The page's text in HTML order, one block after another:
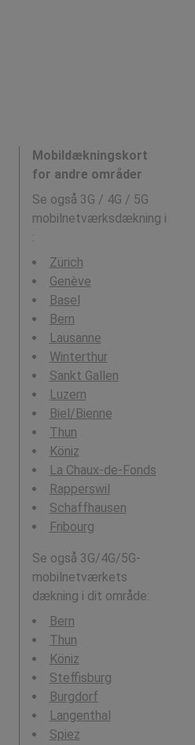
Mobildækningskort
for andre områder
Se også 3G / 4G / 5G
mobilnetværksdækning i
:
Zürich
Genève
Basel
Bern
Lausanne
Winterthur
Sankt Gallen
Luzern
Biel/Bienne
Thun
Köniz
La Chaux-de-Fonds
Rapperswil
Schaffhausen
Fribourg
Se også 3G/4G/5G-
mobilnetværkets
dækning i dit område:
Bern
Thun
Köniz
Steffisburg
Burgdorf
Langenthal
Spiez